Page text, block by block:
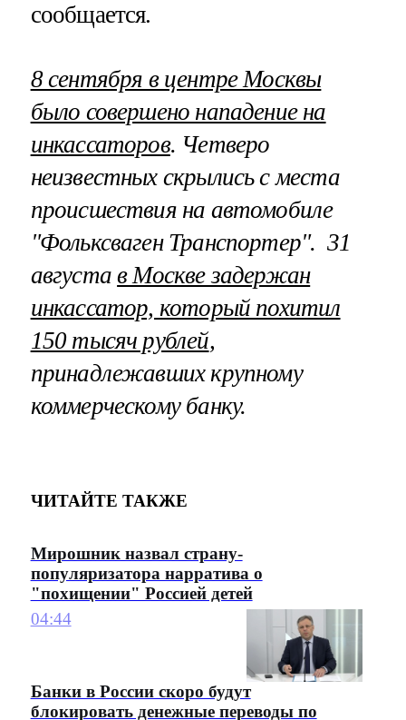
сообщается.
8 сентября в центре Москвы
было совершено нападение на
инкассаторов. Четверо
неизвестных скрылись с места
происшествия на автомобиле
"Фольксваген Транспортер". 31
августав Москве задержан
инкассатор, который похитил
150 тысяч рублей,
принадлежавших крупному
коммерческому банку.
ЧИТАЙТЕ ТАКЖЕ
Мирошник назвал страну-
популяризатора нарратива о
"похищении" Россией детей
04:44
Банки в России скоро будут
блокировать денежные переводы по